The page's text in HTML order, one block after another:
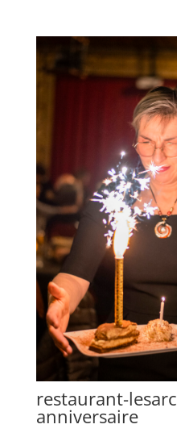
restaurant-
anniversaire